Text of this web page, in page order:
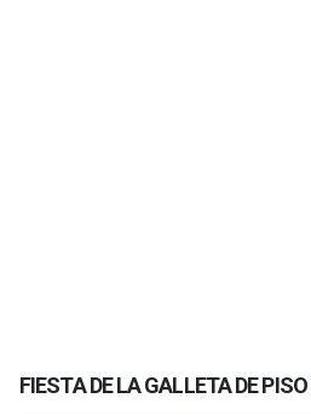
FIESTA DE LA GALLETA DE